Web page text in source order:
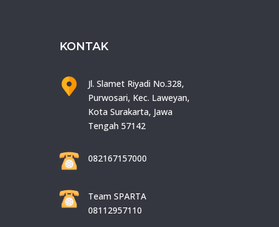
KONTAK
Jl. Slamet Riyadi No.328,
Purwosari, Kec. Laweyan,
Kota Surakarta, Jawa
Tengah 57142
082167157000
Team SPARTA
08112957110